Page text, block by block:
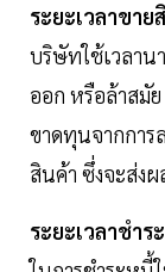
ระยะเวลาขา
บริษัทใช้เวลาน
ออก หรือล้าสมั
ขาดทุนจากการ
สินค้า ซึ่งจะส่ง
ระยะเวลาชำ